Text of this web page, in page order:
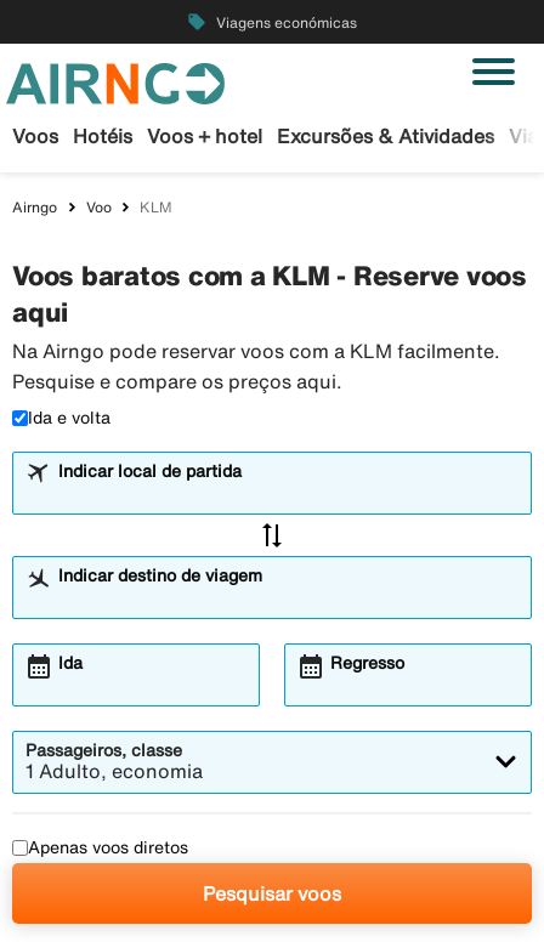
local_offer Viagens económicas
Voos Hotéis Voos + hotel Excursões & Atividades
Airngo Voo KLM
Voos baratos com a KLM - Reserve voos
aqui
Na Airngo pode reservar voos com a KLM facilmente.
Pesquise e compare os preços aqui.
Ida e volta
Indicar local de partida
sync_alt
Indicar destino de viagem
Ida
Abre
calendário
calendar_month Regresso
Abre
calendário
calendar_month
Passageiros, classe
1 Adulto, economia
Apenas voos diretos
Pesquisar voos